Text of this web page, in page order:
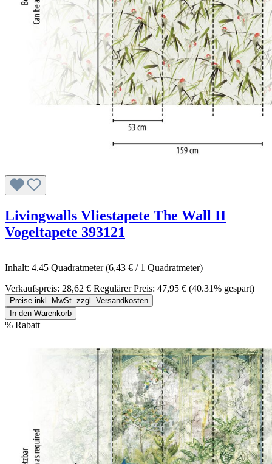
Livingwalls Vliestapete The Wall II
Vogeltapete 393121
Inhalt: 4.45 Quadratmeter(6,43 € / 1 Quadratmeter)
Verkaufspreis: 28,62 € Regulärer Preis: 47,95 € (40.31% gespart)
Preise inkl. MwSt. zzgl. Versandkosten
In den Warenkorb
% Rabatt